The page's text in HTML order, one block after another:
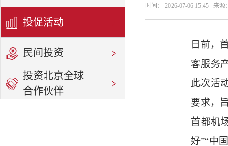
投促活动
民间投资
投资北京全球
合作伙伴
时间： 2026-07-06 15:45 来源
日前，
客服务
此次活
要求，
首都机
好”“中